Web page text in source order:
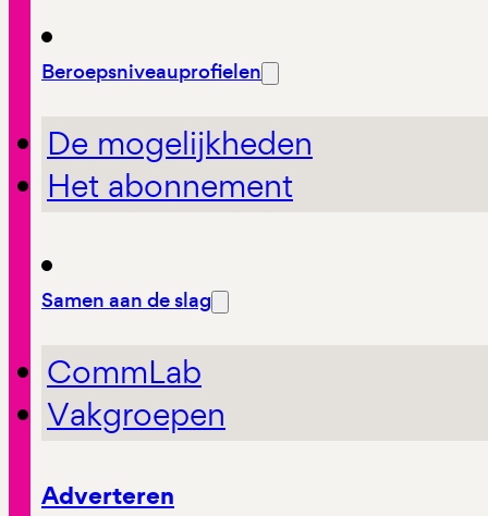
Beroepsniveauprofielen
De mogelijkheden
Het abonnement
Samen aan de slag
CommLab
Vakgroepen
Adverteren